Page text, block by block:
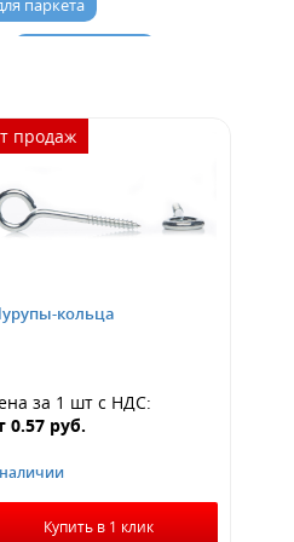
паркета
длинные
головкой
Torx (TX)
продаж
кольца
за 1 штс НДС:
0.57 руб.
Купить в 1 клик